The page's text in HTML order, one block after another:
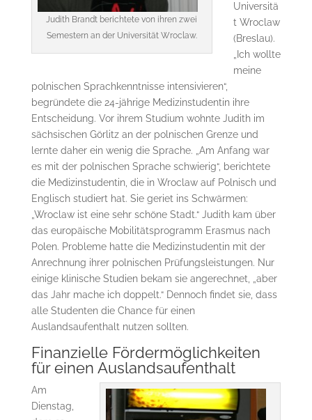
Judith Brandt berichtete von ihren zwei
Semestern an der Universität Wroclaw.
Universitä
t Wroclaw
(Breslau).
„Ich wollte
meine
polnischen Sprachkenntnisse intensivieren“,
begründete die 24-jährige Medizinstudentin ihre
Entscheidung. Vor ihrem Studium wohnte Judith im
sächsischen Görlitz an der polnischen Grenze und
lernte daher ein wenig die Sprache. „Am Anfang war
es mit der polnischen Sprache schwierig“, berichtete
die Medizinstudentin, die in Wroclaw auf Polnisch und
Englisch studiert hat. Sie geriet ins Schwärmen:
„Wroclaw ist eine sehr schöne Stadt.“ Judith kam über
das europäische Mobilitätsprogramm Erasmus nach
Polen. Probleme hatte die Medizinstudentin mit der
Anrechnung ihrer polnischen Prüfungsleistungen. Nur
einige klinische Studien bekam sie angerechnet, „aber
das Jahr mache ich doppelt.“ Dennoch findet sie, dass
alle Studenten die Chance für einen
Auslandsaufenthalt nutzen sollten.
Finanzielle Fördermöglichkeiten
für einen Auslandsaufenthalt
Am
Dienstag,